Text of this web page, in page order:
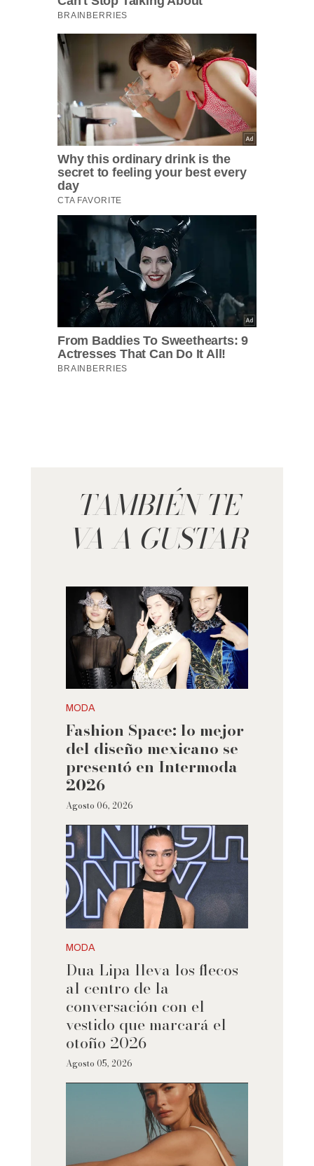
TAMBIÉN TE
VA A GUSTAR
MODA
Fashion Space: lo mejor
del diseño mexicano se
presentó en Intermoda
2026
Agosto 06, 2026
MODA
Dua Lipa lleva los flecos
al centro de la
conversación con el
vestido que marcará el
otoño 2026
Agosto 05, 2026